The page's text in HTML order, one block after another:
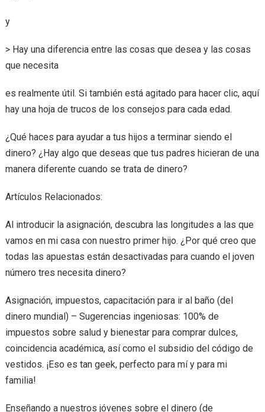
y
> Hay una diferencia entre las cosas que desea y las cosas
que necesita
es realmente útil. Si también está agitado para hacer clic, aquí
hay una hoja de trucos de los consejos para cada edad.
¿Qué haces para ayudar a tus hijos a terminar siendo el
dinero? ¿Hay algo que deseas que tus padres hicieran de una
manera diferente cuando se trata de dinero?
Artículos Relacionados:
Al introducir la asignación, descubra las longitudes a las que
vamos en mi casa con nuestro primer hijo. ¿Por qué creo que
todas las apuestas están desactivadas para cuando el joven
número tres necesita dinero?
Asignación, impuestos, capacitación para ir al baño (del
dinero mundial) – Sugerencias ingeniosas: 100% de
impuestos sobre salud y bienestar para comprar dulces,
coincidencia académica, así como el subsidio del código de
vestidos. ¡Eso es tan geek, perfecto para mí y para mi
familia!
Enseñando a nuestros jóvenes sobre el dinero (de